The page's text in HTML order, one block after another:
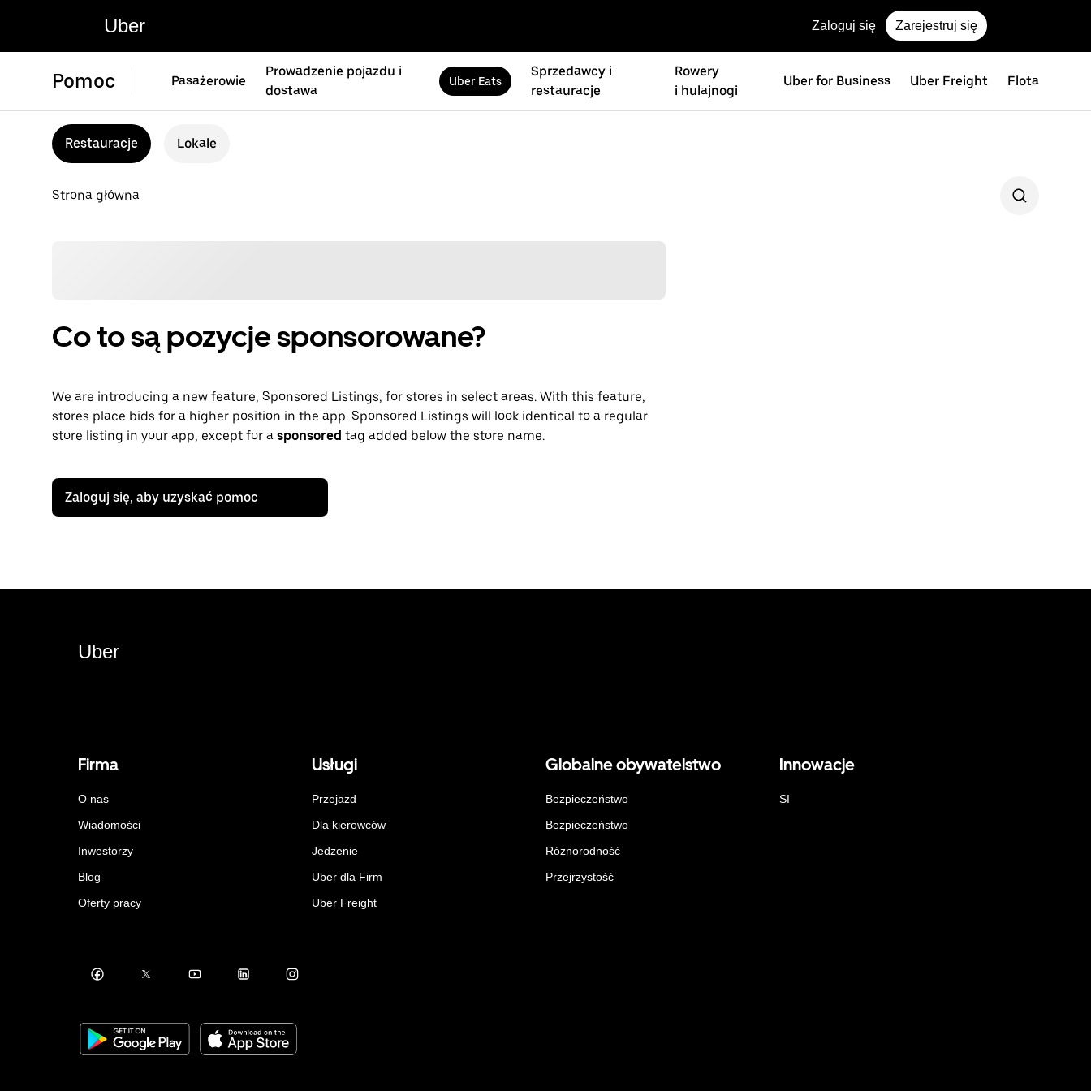
Uber Zaloguj się Zarejestruj się
Pomoc Pasażerowie
Prowadzenie pojazdu i
dostawa
Uber Eats
Sprzedawcy i
restauracje
Rowery
i hulajnogi
Uber for Business Uber Freight Flota
Restauracje Lokale
Strona główna
Co to są pozycje sponsorowane?
We are introducing a new feature, Sponsored Listings, for stores in select areas. With this feature,
stores place bids for a higher position in the app. Sponsored Listings will look identical to a regular
store listing in your app, except for a sponsored tag added below the store name.
Zaloguj się, aby uzyskać pomoc
Uber
Firma
O nas
Wiadomości
Inwestorzy
Blog
Oferty pracy
Usługi
Przejazd
Dla kierowców
Jedzenie
Uber dla Firm
Uber Freight
Globalne obywatelstwo
Bezpieczeństwo
Bezpieczeństwo
Różnorodność
Przejrzystość
Innowacje
SI